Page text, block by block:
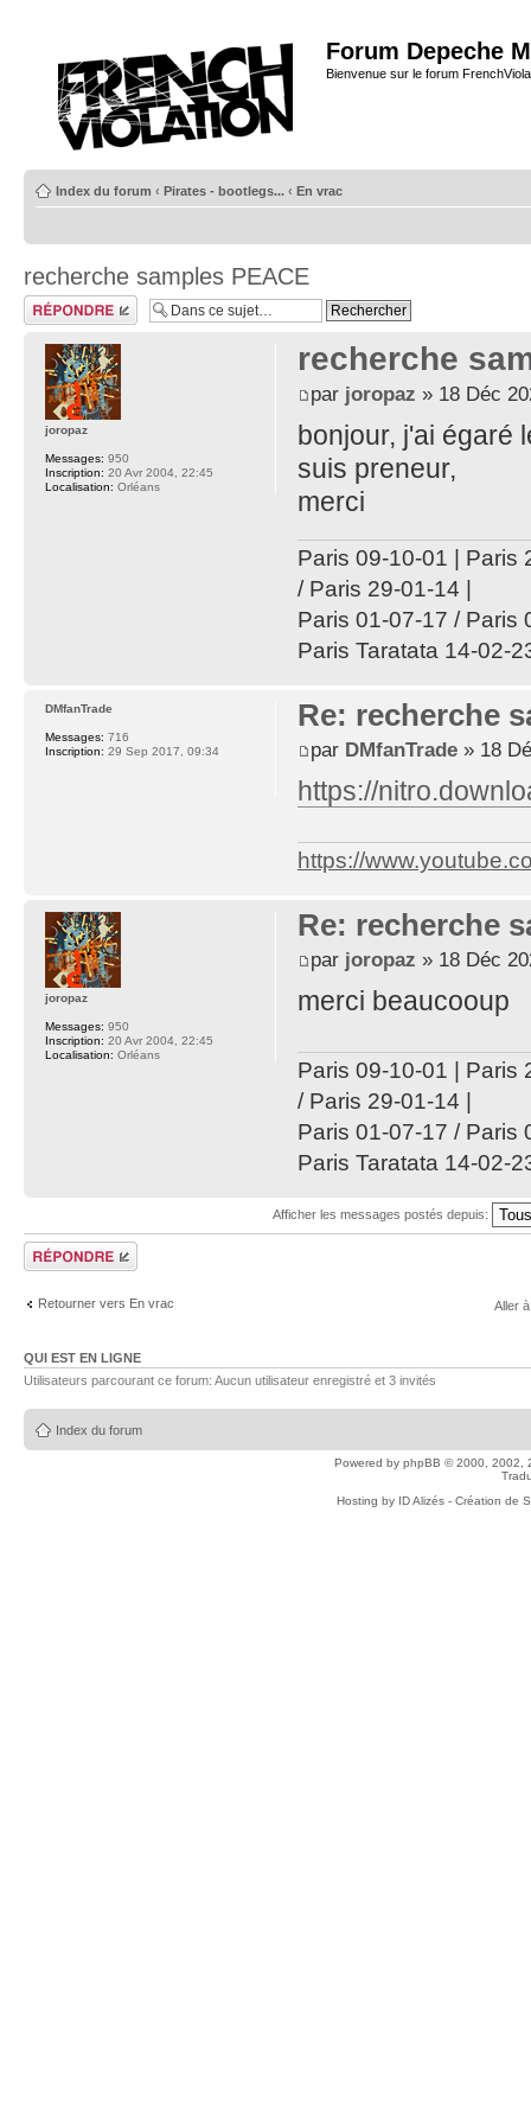
Forum Depeche
Bienvenue sur le forum
Index du forum ‹ Pirates - bootlegs... ‹ En vrac
recherche samples PEACE
Répondre
recherche
par joropaz » 18 Déc
bonjour, j'ai égaré
suis preneur,
merci
Paris 09-10-01 | Paris
/ Paris 29-01-14 |
Paris 01-07-17 / Paris
Paris Taratata 14-02-
joropaz
Messages: 950
Inscription: 20 Avr 2004, 22:45
Localisation: Orléans
Re: recherche
par DMfanTrade» 18
https://
https://
DMfanTrade
Messages: 716
Inscription: 29 Sep 2017, 09:34
Re: recherche
par joropaz » 18 Déc
merci beaucooup
Paris 09-10-01 | Paris
/ Paris 29-01-14 |
Paris 01-07-17 / Paris
Paris Taratata 14-02-
joropaz
Messages: 950
Inscription: 20 Avr 2004, 22:45
Localisation: Orléans
Afficher les messages postés depuis:
Répondre
Retourner vers En vrac Aller
QUI EST EN LIGNE
Utilisateurs parcourant ce forum: Aucun utilisateur enregistré et 3 invités
Index du forum
Powered by phpBB © 2000, 2002,
Hosting by ID Alizés - Création de